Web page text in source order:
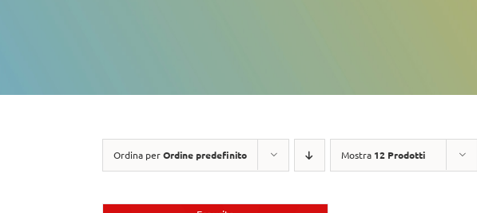
Ordina perOrdine predefinito Mostra 12 Prodotti